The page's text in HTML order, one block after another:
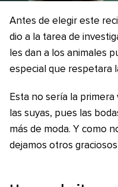
Antes de elegir este
dio a la tarea de
les dan a los animales
especial que respetara
Esta no sería la
las suyas, pues las
más de moda. Y como
dejamos otros graciosos